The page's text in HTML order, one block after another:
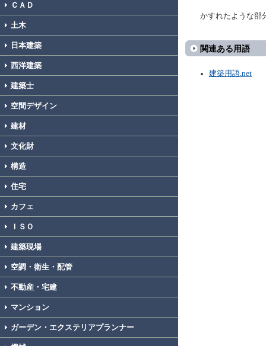
ＣＡＤ
土木
日本建築
西洋建築
建築士
空間デザイン
建材
文化財
構造
住宅
カフェ
ＩＳＯ
建築現場
空調・衛生・配管
不動産・宅建
マンション
ガーデン・エクステリアプランナー
かすれたような部
関連ある用語
建築用語.net